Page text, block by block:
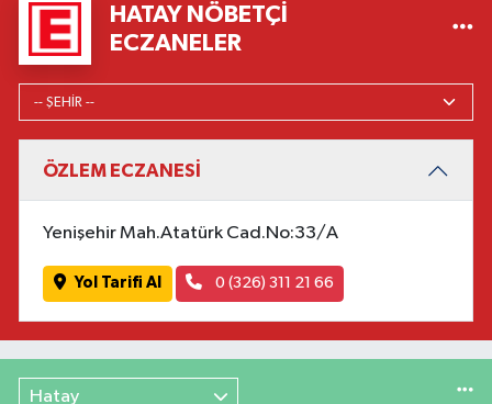
HATAY NÖBETÇI
ECZANELER
ÖZLEM ECZANESİ
Yenişehir Mah.Atatürk Cad.No:33/A
Yol Tarifi Al 0 (326) 311 21 66
Hatay